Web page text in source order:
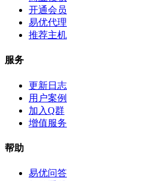
开通会员
易优代理
推荐主机
服务
更新日志
用户案例
加入Q群
增值服务
帮助
易优问答